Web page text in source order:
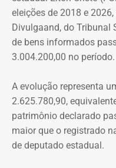
“Creio que duas coisas
seguirem adiante nesta
Porque é necessário ter
adiante no
primeiro é o temor de
agressor. E o outro é o
que a denúncia for feita.
brecha legal permita
fique impune”, comenta.
eleições de 2018 e
Divulgaand, do Tribunal
de bens informados
3.004.200,00 no período.
A evolução representa
2.625.780,90,
patrimônio declarado
maior que o registrado
de deputado estadual.